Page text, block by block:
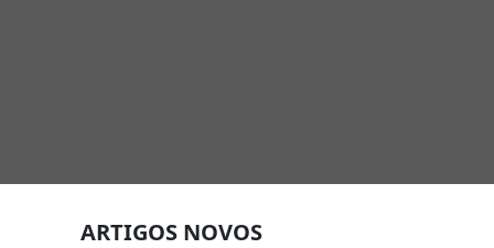
ARTIGOS NOVOS